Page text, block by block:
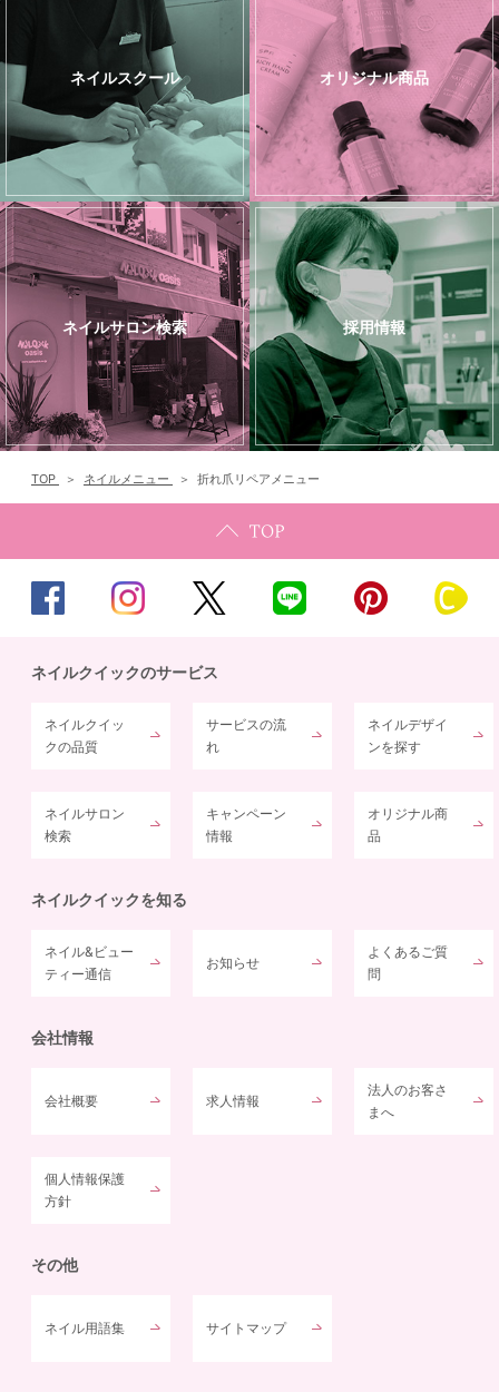
ネイルスクール オリジナル商品
ネイルサロン検索 採用情報
TOP ネイルメニュー 折れ爪リペアメニュー
ネイルクイックのサービス
ネイルクイッ
クの品質
サービスの流
れ
ネイルデザイ
ンを探す
ネイルサロン
検索
キャンペーン
情報
オリジナル商
品
ネイルクイックを知る
ネイル&ビュー
ティー通信
お知らせ
よくあるご質
問
会社情報
会社概要 求人情報
法人のお客さ
まへ
個人情報保護
方針
その他
ネイル用語集 サイトマップ